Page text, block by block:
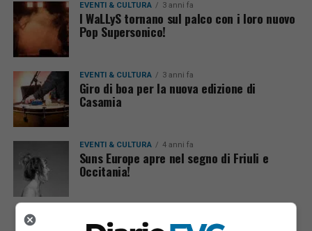
EVENTI & CULTURA 3 anni fa
I WaLLyS tornano sul palco con i loro nuovo
Pop Supersonico!
EVENTI & CULTURA 3 anni fa
Giro di boa per la nuova edizione di
Casamia
EVENTI & CULTURA 4 anni fa
Suns Europe apre nel segno di Friuli e
Occitania!